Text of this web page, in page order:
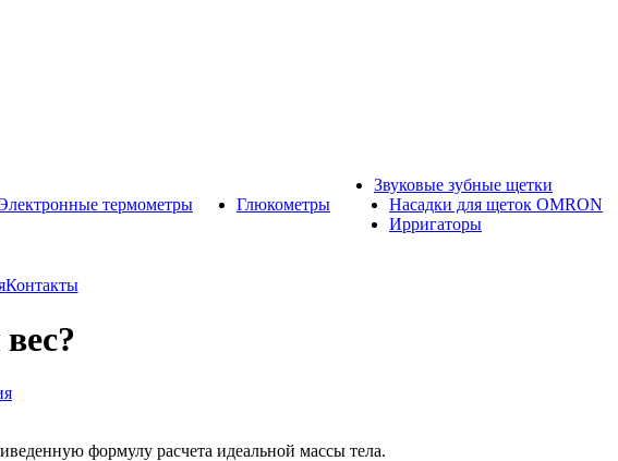
термометры Глюкометры
Звуковые зубные щетки
Насадки для щеток OMRON
Ирригаторы
Контакты
формулу расчета идеальной массы тела.